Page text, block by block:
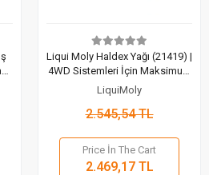
Liqui Moly Haldex Yağı (21419) |
4WD Sistemleri İçin Maksimum
Performans ve Güven (1 Lt)
LiquiMoly
2.545,54 TL
Price İn The Cart
2.469,17 TL